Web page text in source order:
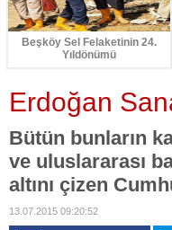
Beşköy Sel Felaketinin 24.
Yıldönümü
Erdoğan
Bütün bunların
ve uluslararası
altını çizen
13.07.2015 09:20:52